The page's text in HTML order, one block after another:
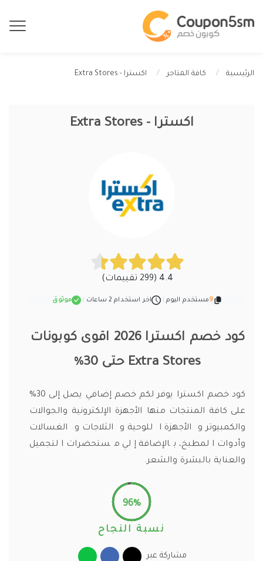
الرئيسية كافة المتاجر اكسترا - Extra Stores
اكسترا - Extra Stores
4.4 (299 تقييمات)
9مستخدم اليوم اخر استخدام 2 ساعات موثوق
كود خصم اكسترا 2026 اقوى كوبونات
Extra Stores حتى 30%
كود خصم اكسترا يوفر لكم خصم إضافي يصل إلى 30%
على كافة المنتجات منها الأجهزة الإلكترونية والجوالات
والكمبيوتر والأجهزة اللوحية والثلاجات والغسالات
وأدوات المطبخ، بالإضافة إلي مستحضرات التجميل
والعناية بالبشرة والشعر.
96%
نسبة النجاح
مشاركة عبر